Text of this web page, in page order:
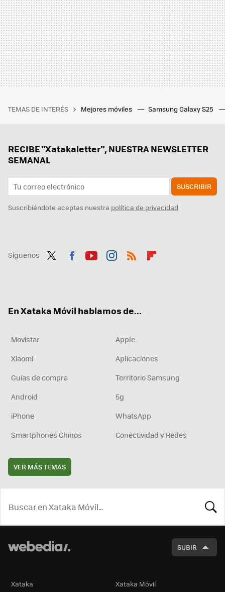
TEMAS DE INTERÉS Mejores móviles Samsung Galaxy S25
RECIBE "Xatakaletter", NUESTRA NEWSLETTER
SEMANAL
SUSCRIBIR
Suscribiéndote aceptas nuestra política de privacidad
Síguenos
En Xataka Móvil hablamos de...
Movistar
Apple
Xiaomi
Aplicaciones
Guías de compra
Territorio Samsung
Android
5g
iPhone
WhatsApp
Smartphones Chinos
Conectividad y Redes
VER MÁS TEMAS
SUBIR
Xataka Xataka Móvil